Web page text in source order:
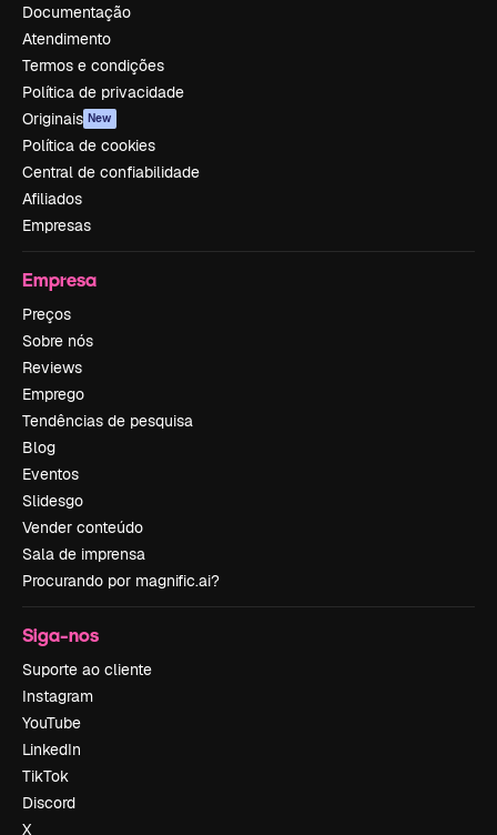
Documentação
Atendimento
Termos e condições
Política de privacidade
Originais New
Política de cookies
Central de confiabilidade
Afiliados
Empresas
Empresa
Preços
Sobre nós
Reviews
Emprego
Tendências de pesquisa
Blog
Eventos
Slidesgo
Vender conteúdo
Sala de imprensa
Procurando por magnific.ai?
Siga-nos
Suporte ao cliente
Instagram
YouTube
LinkedIn
TikTok
Discord
X